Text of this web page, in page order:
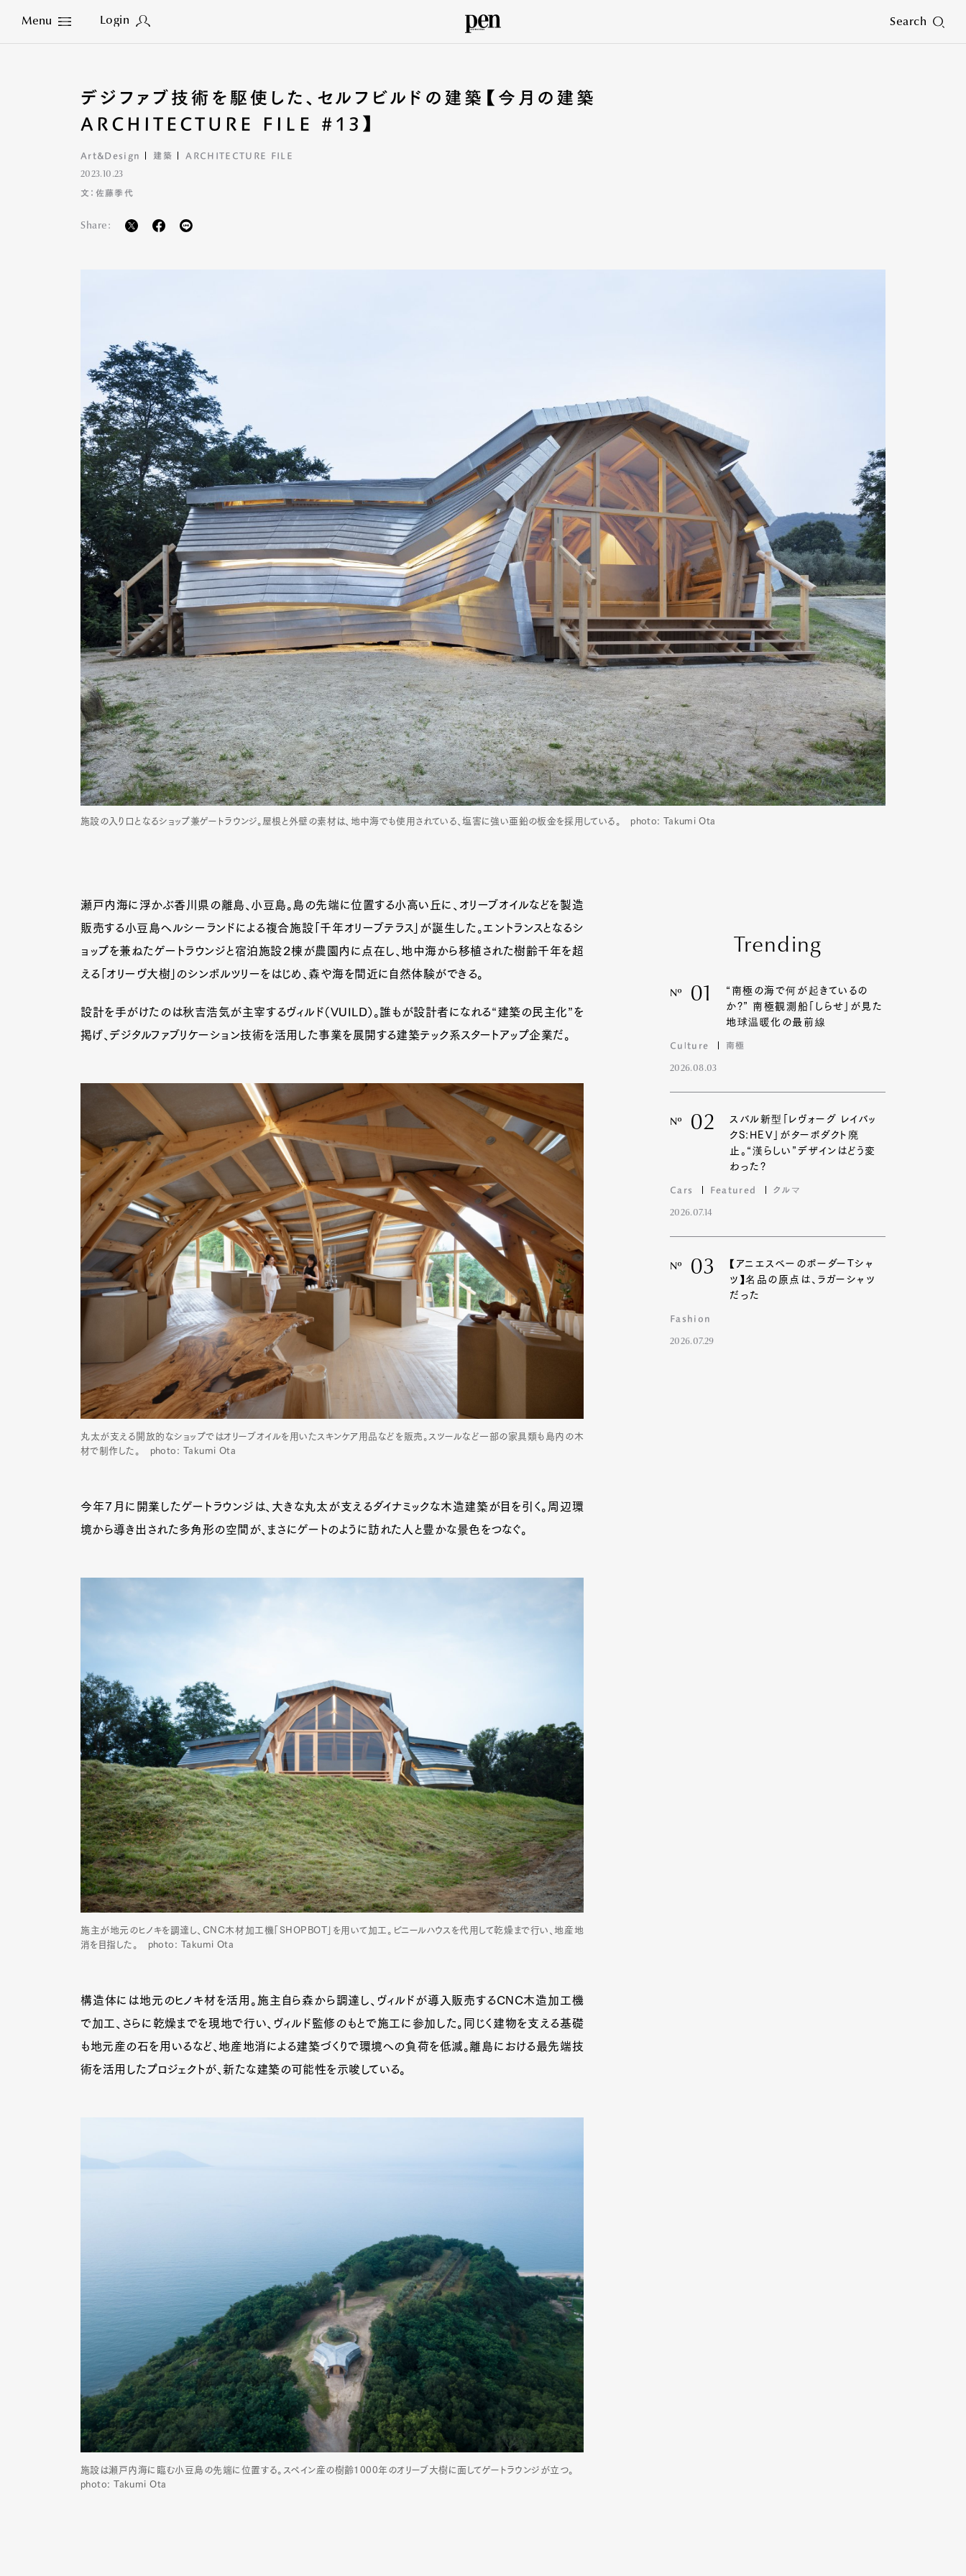
Menu Login Search
Close
Art&Design Watch
Pen Meet Pen international Pen tw
デジファブ技術を駆使した、セルフビルドの建築【今月の建築
ARCHITECTURE FILE #13】
Art&Design 建築 ARCHITECTURE FILE
2023.10.23
文：佐藤季代
Share:
施設の入り口となるショップ兼ゲートラウンジ。屋根と外壁の素材は、地中海でも使用されている、塩害に強い亜鉛の板金を採用している。 photo: Takumi Ota
瀬戸内海に浮かぶ香川県の離島、小豆島。島の先端に位置する小高い丘に、オリーブオイルなどを製造
販売する小豆島ヘルシーランドによる複合施設「千年オリーブテラス」が誕生した。エントランスとなるシ
ョップを兼ねたゲートラウンジと宿泊施設２棟が農園内に点在し、地中海から移植された樹齢千年を超
える「オリーヴ大樹」のシンボルツリーをはじめ、森や海を間近に自然体験ができる。
設計を手がけたのは秋吉浩気が主宰するヴィルド（VUILD）。誰もが設計者になれる“建築の民主化”を
掲げ、デジタルファブリケーション技術を活用した事業を展開する建築テック系スタートアップ企業だ。
丸太が支える開放的なショップではオリーブオイルを用いたスキンケア用品などを販売。スツールなど一部の家具類も島内の木
材で制作した。 photo: Takumi Ota
今年７月に開業したゲートラウンジは、大きな丸太が支えるダイナミックな木造建築が目を引く。周辺環
境から導き出された多角形の空間が、まさにゲートのように訪れた人と豊かな景色をつなぐ。
施主が地元のヒノキを調達し、CNC木材加工機「SHOPBOT」を用いて加工。ビニールハウスを代用して乾燥まで行い、地産地
消を目指した。 photo: Takumi Ota
構造体には地元のヒノキ材を活用。施主自ら森から調達し、ヴィルドが導入販売するCNC木造加工機
で加工、さらに乾燥までを現地で行い、ヴィルド監修のもとで施工に参加した。同じく建物を支える基礎
も地元産の石を用いるなど、地産地消による建築づくりで環境への負荷を低減。離島における最先端技
術を活用したプロジェクトが、新たな建築の可能性を示唆している。
施設は瀬戸内海に臨む小豆島の先端に位置する。スペイン産の樹齢1000年のオリーブ大樹に面してゲートラウンジが立つ。
photo: Takumi Ota
Trending
Nº 01
“南極の海で何が起きているの
か?” 南極観測船「しらせ」が見た
地球温暖化の最前線
Culture 南極
2026.08.03
Nº 02
スバル新型「レヴォーグ レイバッ
クS:HEV」がターボダクト廃
止。“漢らしい”デザインはどう変
わった?
Cars Featured クルマ
2026.07.14
Nº 03
【アニエスベーのボーダーTシャ
ツ】名品の原点は、ラガーシャツ
だった
Fashion
2026.07.29